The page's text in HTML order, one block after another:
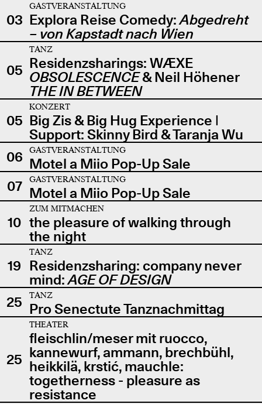
03
GASTVERANSTALTUNG
Explora Reise Comedy:Abgedreht
– von Kapstadt nach Wien
05
TANZ
Residenzsharings: WÆXE
OBSOLESCENCE& Neil Höhener
THE IN BETWEEN
05
KONZERT
Big Zis & Big Hug Experience |
Support: Skinny Bird & Taranja Wu
06
GASTVERANSTALTUNG
Motel a Miio Pop-Up Sale
07
GASTVERANSTALTUNG
Motel a Miio Pop-Up Sale
10
ZUM MITMACHEN
the pleasure of walking through
the night
19
TANZ
Residenzsharing: company never
mind:AGE OF DESIGN
25
TANZ
Pro Senectute Tanznachmittag
25
THEATER
fleischlin/meser mit ruocco,
kannewurf, ammann, brechbühl,
heikkilä, krstić, mauchle:
togetherness - pleasure as
resistance